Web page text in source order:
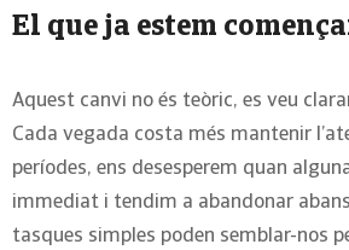
El que ja estem
Aquest canvi no és teòric, es veu
Cada vegada costa més mantenir
períodes, ens desesperem quan
immediat i tendim a abandonar
tasques simples poden semblar-nos